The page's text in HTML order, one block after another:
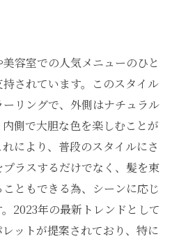
容室での人気メニューのひと
されています。このスタイル
リングで、外側はナチュラル
側で大胆な色を楽しむことが
により、普段のスタイルにさ
ラスするだけでなく、髪を束
ともできる為、シーンに応じ
2023年の最新トレンドとして
ットが提案されており、特に